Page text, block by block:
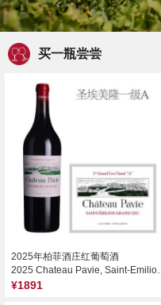
买一瓶尝尝
2025年柏菲酒庄红葡萄酒
2025
¥1891